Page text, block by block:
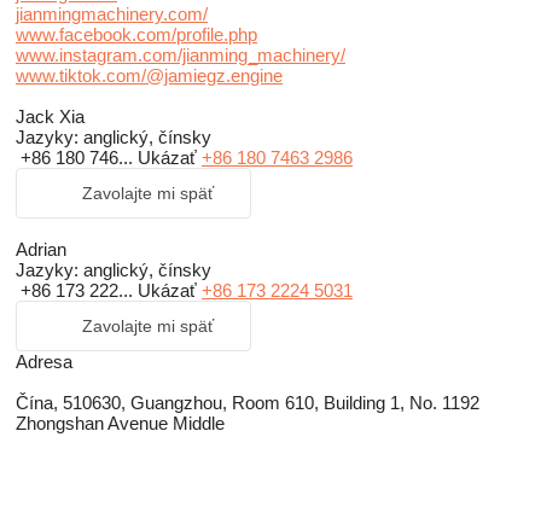
jianmingmachinery.com/
www.facebook.com/profile.php
www.instagram.com/jianming_machinery/
www.tiktok.com/@jamiegz.engine
Jack Xia
Jazyky: anglický, čínsky
+86 180 746... Ukázať +86 180 7463 2986
Zavolajte mi späť
Adrian
Jazyky: anglický, čínsky
+86 173 222... Ukázať +86 173 2224 5031
Zavolajte mi späť
Adresa
Čína, 510630, Guangzhou, Room 610, Building 1, No. 1192
Zhongshan Avenue Middle